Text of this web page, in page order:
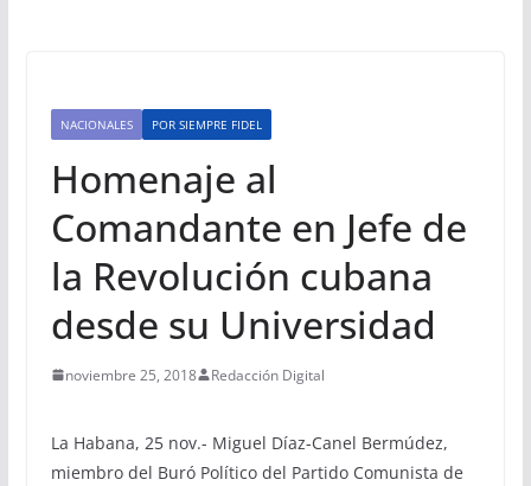
NACIONALES POR SIEMPRE FIDEL
Homenaje al
Comandante en Jefe de
la Revolución cubana
desde su Universidad
noviembre 25, 2018 Redacción Digital
La Habana, 25 nov.- Miguel Díaz-Canel Bermúdez,
miembro del Buró Político del Partido Comunista de